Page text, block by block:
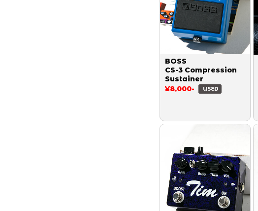
BOSS
CS-3 Compression
Sustainer
¥8,000-
USED